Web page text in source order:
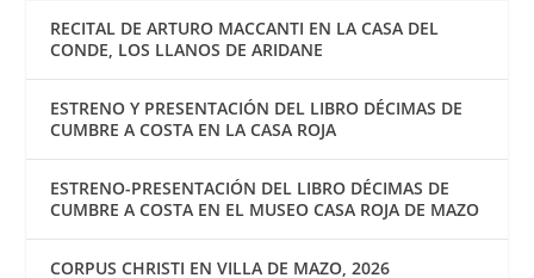
RECITAL DE ARTURO MACCANTI EN LA CASA DEL
CONDE, LOS LLANOS DE ARIDANE
ESTRENO Y PRESENTACIÓN DEL LIBRO DÉCIMAS DE
CUMBRE A COSTA EN LA CASA ROJA
ESTRENO-PRESENTACIÓN DEL LIBRO DÉCIMAS DE
CUMBRE A COSTA EN EL MUSEO CASA ROJA DE MAZO
CORPUS CHRISTI EN VILLA DE MAZO, 2026